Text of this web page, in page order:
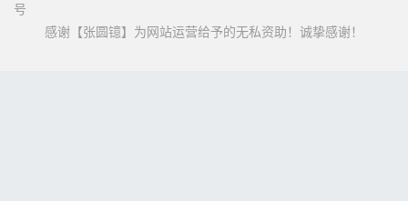
号
感谢【张圆镱】为网站运营给予的无私资助！诚挚感谢！